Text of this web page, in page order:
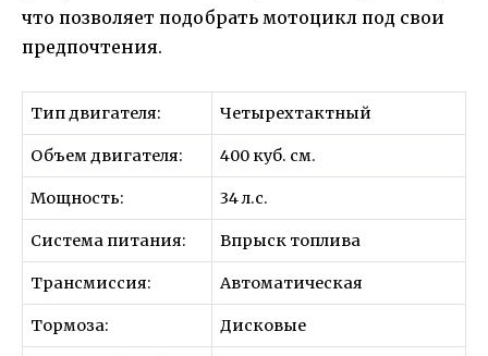
что позволяет подобрать мотоцикл под свои
предпочтения.
Тип двигателя: Четырехтактный
Объем двигателя: 400 куб. см.
Мощность: 34 л.с.
Система питания: Впрыск топлива
Трансмиссия: Автоматическая
Тормоза: Дисковые